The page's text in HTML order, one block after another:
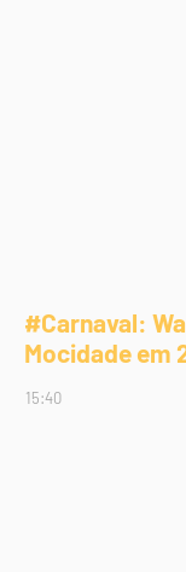
#Carnaval:
Mocidade em
15:40